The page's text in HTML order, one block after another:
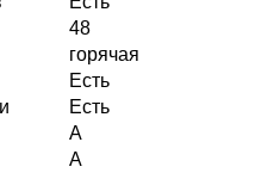
48
горячая
Есть
Есть
A
A